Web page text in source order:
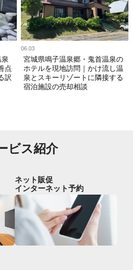
点
訳
06.03
宮城県鳴子温泉郷・鬼首温泉の
ホテルを現地訪問｜かけ流し温
泉とスキーリゾートに隣接する
宿泊施設の売却相談
ビス紹介
ネット販促
インターネット予約